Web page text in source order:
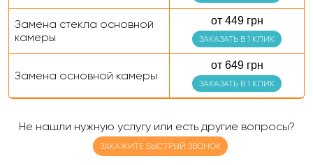
Замена стекла основной
камеры
от 449 грн
ЗАКАЗАТЬ В 1 КЛИК
Замена основной камеры
от 649 грн
ЗАКАЗАТЬ В 1 КЛИК
Не нашли нужную услугу или есть другие вопросы?
ЗАКАЖИТЕ БЫСТРЫЙ ЗВОНОК